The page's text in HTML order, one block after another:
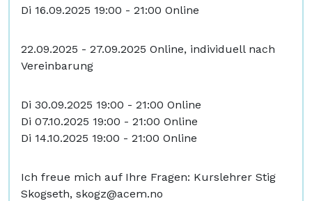
Di 16.09.2025 19:00 - 21:00 Online
22.09.2025 - 27.09.2025 Online, individuell nach
Vereinbarung
Di 30.09.2025 19:00 - 21:00 Online
Di 07.10.2025 19:00 - 21:00 Online
Di 14.10.2025 19:00 - 21:00 Online
Ich freue mich auf Ihre Fragen: Kurslehrer Stig
Skogseth, skogz@acem.no